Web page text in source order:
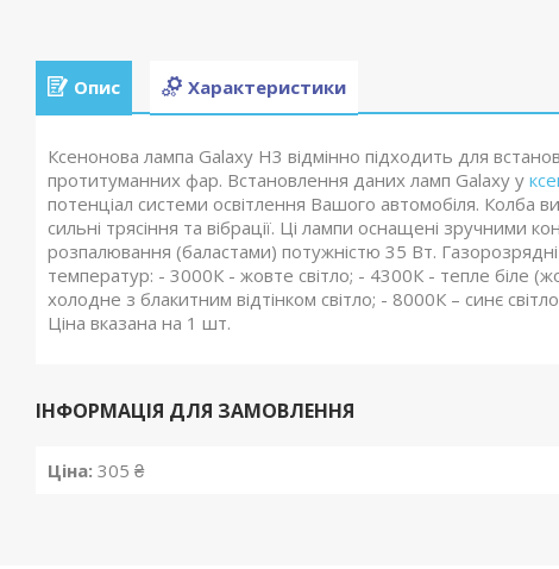
Опис Характеристики
Ксенонова лампа Galaxy H3 відмінно підходить для
протитуманних фар. Встановлення даних ламп Galaxy у
потенціал системи освітлення Вашого автомобіля. Колба
сильні трясіння та вібрації. Ці лампи оснащені зручними
розпалювання (баластами) потужністю 35 Вт.
температур: - 3000К - жовте світло; - 4300К - тепле біле
холодне з блакитним відтінком світло; - 8000К – синє
Ціна вказана на 1 шт.
ІНФОРМАЦІЯ ДЛЯ ЗАМОВЛЕННЯ
Ціна: 305 ₴